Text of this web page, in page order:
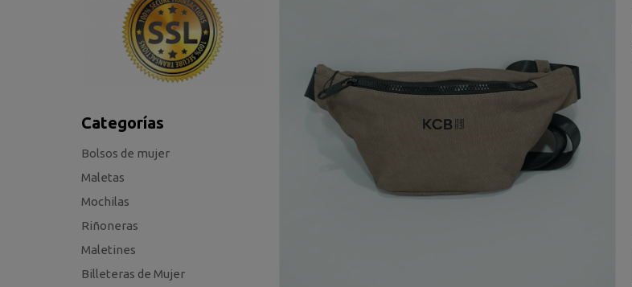
Categorías
Bolsos de mujer
Maletas
Mochilas
Riñoneras
Maletines
Billeteras de Mujer